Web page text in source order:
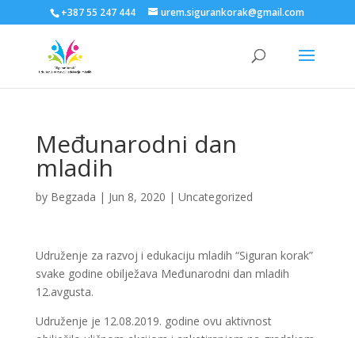
+387 55 247 444 urem.sigurankorak@gmail.com
Međunarodni dan
mladih
by Begzada | Jun 8, 2020 | Uncategorized
Udruženje za razvoj i edukaciju mladih “Siguran korak”
svake godine obilježava Međunarodni dan mladih
12.avgusta.
Udruženje je 12.08.2019. godine ovu aktivnost